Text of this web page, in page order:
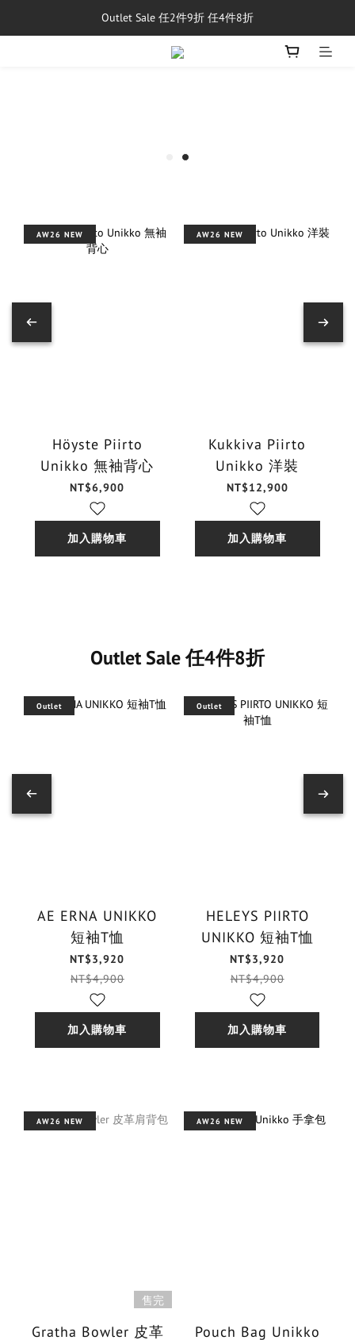
單筆消費滿$5,000享免運費
Outlet Sale 任2件9折 任4件8折
8/1~8/31，新品與經典商品滿額$10,000 現折$500
AW26 NEW
Höyste Piirto
Unikko 無袖背心
NT$6,900
加入購物車
AW26 NEW
Kukkiva Piirto
Unikko 洋裝
NT$12,900
加入購物車
Outlet Sale 任4件8折
Outlet
AE ERNA UNIKKO
短袖T恤
NT$3,920
NT$4,900
加入購物車
Outlet
HELEYS PIIRTO
UNIKKO 短袖T恤
NT$3,920
NT$4,900
加入購物車
AW26 NEW
售完
Gratha Bowler 皮革
AW26 NEW
Pouch Bag Unikko